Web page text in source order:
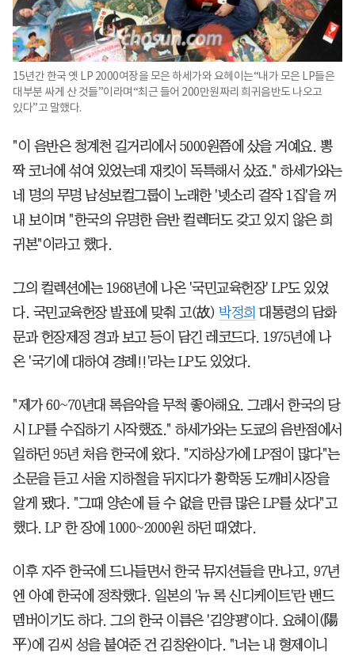
15년간 한국 옛 LP 2000여장을 모은 하세가와 요헤이는“내가 모은 LP들은
대부분 싸게 산 것들”이라며“최근 들어 200만원짜리 희귀음반도 나오고
있다”고 말했다.
"이 음반은 청계천 길거리에서 5000원쯤에 샀을 거예요. 뽕
짝 코너에 섞여 있었는데 재킷이 독특해서 샀죠." 하세가와는
네 명의 무명 남성보컬그룹이 노래한 '넷소리 걸작 1집'을 꺼
내 보이며 "한국의 유명한 음반 컬렉터도 갖고 있지 않은 희
귀본"이라고 했다.
그의 컬렉션에는 1968년에 나온 '국민교육헌장' LP도 있었
다. 국민교육헌장 발표에 맞춰 고(故) 박정희 대통령의 담화
문과 헌장제정 경과 보고 등이 담긴 레코드다. 1975년에 나
온 '국기에 대하여 경례!!'라는 LP도 있었다.
"제가 60~70년대 록음악을 무척 좋아해요. 그래서 한국의 당
시 LP를 수집하기 시작했죠." 하세가와는 도쿄의 음반점에서
일하던 95년 처음 한국에 왔다. "지하상가에 LP점이 많다"는
소문을 듣고 서울 지하철을 뒤지다가 황학동 도깨비시장을
알게 됐다. "그때 양손에 들 수 없을 만큼 많은 LP를 샀다"고
했다. LP 한 장에 1000~2000원 하던 때였다.
이후 자주 한국에 드나들면서 한국 뮤지션들을 만나고, 97년
엔 아예 한국에 정착했다. 일본의 '뉴 록 신디케이트'란 밴드
멤버이기도 하다. 그의 한국 이름은 '김양평'이다. 요헤이(陽
平)에 김씨 성을 붙여준 건 김창완이다. "너는 내 형제이니